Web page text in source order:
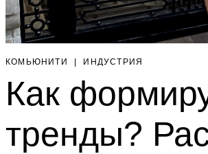
КОМЬЮНИТИ | ИНДУСТРИЯ
Как
тренды?